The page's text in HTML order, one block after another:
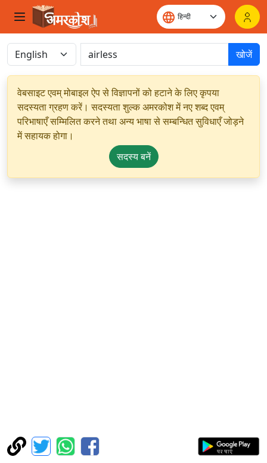
खोजें
वेबसाइट एवम् मोबाइल ऐप से विज्ञापनों को हटाने के लिए कृपया
सदस्यता ग्रहण करें। सदस्यता शुल्क अमरकोश में नए शब्द एवम्
परिभाषाएँ सम्मिलित करने तथा अन्य भाषा से सम्बन्धित सुविधाएँ जोड़ने
में सहायक होगा।
सदस्य बनें